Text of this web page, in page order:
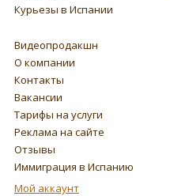
Курьезы в Испании
Видеопродакшн
О компании
Контакты
Вакансии
Тарифы на услуги
Реклама на сайте
Отзывы
Иммиграция в Испанию
Мой аккаунт